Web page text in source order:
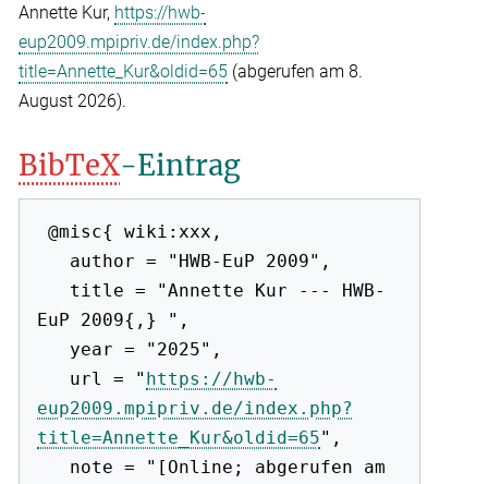
Annette Kur, https://hwb-
eup2009.mpipriv.de/index.php?
title=Annette_Kur&oldid=65 (abgerufen am 8.
August 2026).
BibTeX-Eintrag
@misc{ wiki:xxx,
EuP 2009{,} ",
   url = "
https://hwb-
eup2009.mpipriv.de/index.php?
title=Annette_Kur&oldid=65",